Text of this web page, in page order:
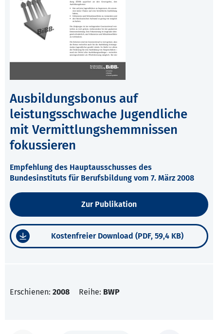
Ausbildungsbonus auf
leistungsschwache Jugendliche
mit Vermittlungshemmnissen
fokussieren
Empfehlung des Hauptausschusses des
Bundesinstituts für Berufsbildung vom 7. März 2008
Zur Publikation
Kostenfreier Download (PDF, 59,4 KB)
Erschienen: 2008 Reihe: BWP